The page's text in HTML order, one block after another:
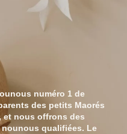
numéro 1 de
des petits Maorés
et nous offrons des
qualifiées. Le